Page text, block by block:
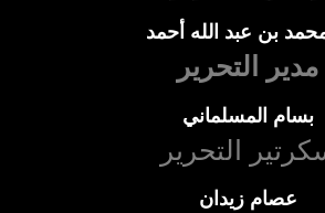
بن عبد الله أحمد
مدير التحرير
بسام المسلماني
التحرير
عصام زيدان